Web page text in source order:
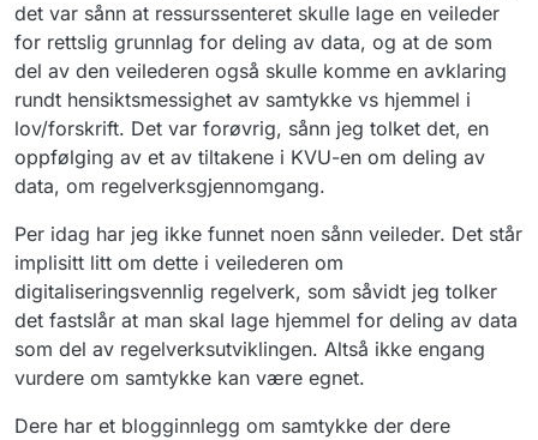
det var sånn at ressurssenteret skulle lage en veileder
for rettslig grunnlag for deling av data, og at de som
del av den veilederen også skulle komme en avklaring
rundt hensiktsmessighet av samtykke vs hjemmel i
lov/forskrift. Det var forøvrig, sånn jeg tolket det, en
oppfølging av et av tiltakene i KVU-en om deling av
data, om regelverksgjennomgang.
Per idag har jeg ikke funnet noen sånn veileder. Det står
implisitt litt om dette i veilederen om
digitaliseringsvennlig regelverk, som såvidt jeg tolker
det fastslår at man skal lage hjemmel for deling av data
som del av regelverksutviklingen. Altså ikke engang
vurdere om samtykke kan være egnet.
Dere har et blogginnlegg om samtykke der dere